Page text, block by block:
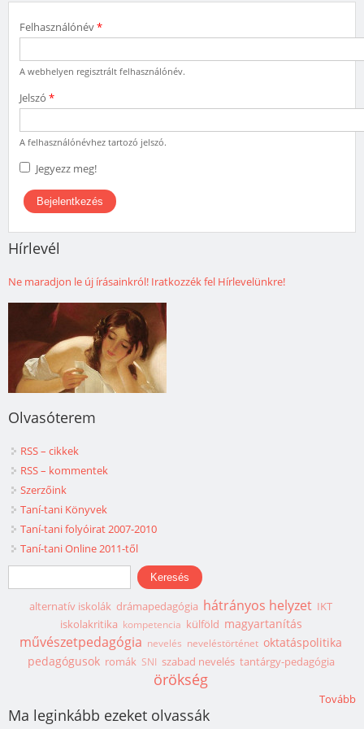
Felhasználónév*
A webhelyen regisztrált felhasználónév.
Jelszó *
A felhasználónévhez tartozó jelszó.
Jegyezz meg!
Hírlevél
Ne maradjon le új írásainkról! Iratkozzék fel Hírlevelünkre!
Olvasóterem
RSS – cikkek
RSS – kommentek
Szerzőink
Taní-tani Könyvek
Taní-tani folyóirat 2007-2010
Taní-tani Online 2011-től
Keresés űrlap
Keresés
alternatív iskolák drámapedagógia hátrányos helyzet IKT
iskolakritika kompetencia külföld magyartanítás
művészetpedagógia nevelés neveléstörténet oktatáspolitika
pedagógusok romák SNI szabad nevelés tantárgy-pedagógia
örökség
Tovább
Ma leginkább ezeket olvassák